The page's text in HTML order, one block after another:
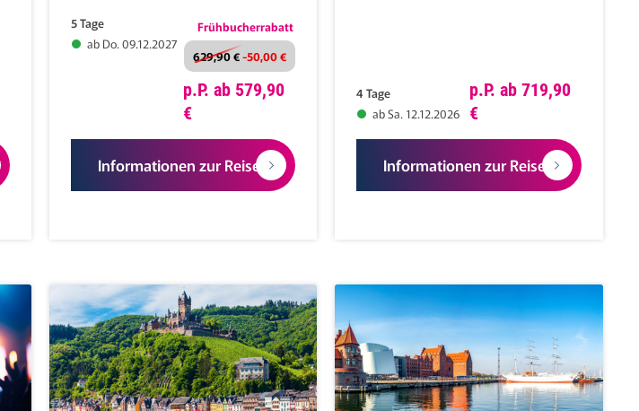
5 Tage
ab Do. 09.12.2027
Frühbucherrabatt
629,90 €-50,00 €
p.P. ab 579,90
€
Informationen zur Reise
4 Tage
ab Sa. 12.12.2026
p.P. ab 719,90
€
Informationen zur Reise